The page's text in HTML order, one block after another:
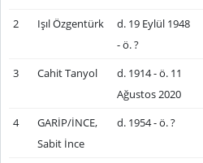
2 Işıl Özgentürk
d. 19 Eylül 1948
- ö. ?
3 Cahit Tanyol
d. 1914 - ö. 11
Ağustos 2020
4
GARİP/İNCE,
Sabit İnce
d. 1954 - ö. ?